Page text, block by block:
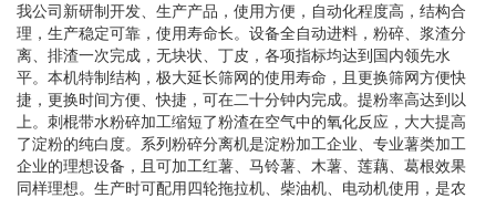
我公司新研制开发、生产产品，使用方便，自动化程度高，结构合
理，生产稳定可靠，使用寿命长。设备全自动进料，粉碎、浆渣分
离、排渣一次完成，无块状、丁皮，各项指标均达到国内领先水
平。本机特制结构，极大延长筛网的使用寿命，且更换筛网方便快
捷，更换时间方便、快捷，可在二十分钟内完成。提粉率高达到以
上。刺棍带水粉碎加工缩短了粉渣在空气中的氧化反应，大大提高
了淀粉的纯白度。系列粉碎分离机是淀粉加工企业、专业薯类加工
企业的理想设备，且可加工红薯、马铃薯、木薯、莲藕、葛根效果
同样理想。生产时可配用四轮拖拉机、柴油机、电动机使用，是农